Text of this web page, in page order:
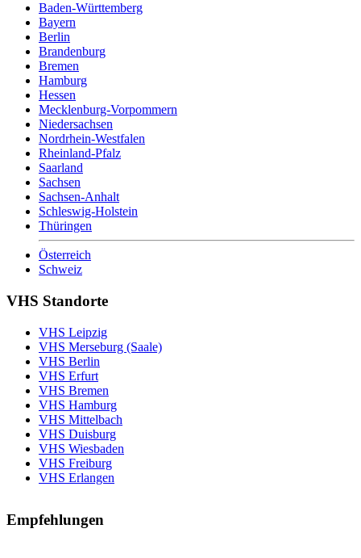
Baden-Württemberg
Bayern
Berlin
Brandenburg
Bremen
Hamburg
Hessen
Mecklenburg-Vorpommern
Niedersachsen
Nordrhein-Westfalen
Rheinland-Pfalz
Saarland
Sachsen
Sachsen-Anhalt
Schleswig-Holstein
Thüringen
Österreich
Schweiz
VHS Standorte
VHS Leipzig
VHS Merseburg (Saale)
VHS Berlin
VHS Erfurt
VHS Bremen
VHS Hamburg
VHS Mittelbach
VHS Duisburg
VHS Wiesbaden
VHS Freiburg
VHS Erlangen
Empfehlungen